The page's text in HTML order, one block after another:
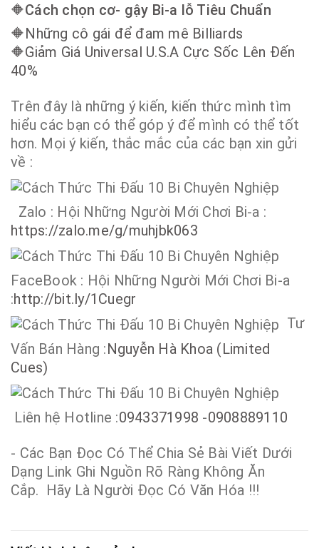
🔶Cách chọn cơ- gậy Bi-a lỗ Tiêu Chuẩn
🔶Những cô gái để đam mê Billiards
🔶Giảm Giá Universal U.S.A Cực Sốc Lên Đến
40%
Trên đây là những ý kiến, kiến thức mình tìm
hiểu các bạn có thể góp ý để mình có thể tốt
hơn. Mọi ý kiến, thắc mắc của các bạn xin gửi
về :
Zalo : Hội Những Người Mới Chơi Bi-a :
https://zalo.me/g/muhjbk063
FaceBook : Hội Những Người Mới Chơi Bi-a
:http://bit.ly/1Cuegr
Tư
Vấn Bán Hàng :Nguyễn Hà Khoa (Limited
Cues)
Liên hệ Hotline :0943371998 -0908889110
- Các Bạn Đọc Có Thể Chia Sẻ Bài Viết Dưới
Dạng Link Ghi Nguồn Rõ Ràng Không Ăn
Cắp. Hãy Là Người Đọc Có Văn Hóa !!!